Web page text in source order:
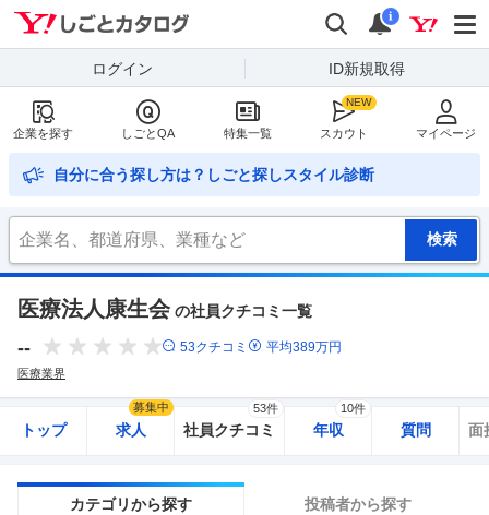
検索
通知
i
ログイン ID新規取得
企業を探す しごとQA 特集一覧 スカウト マイページ
自分に合う探し方は？しごと探しスタイル診断
医療法人康生会 の社員クチコミ一覧
-- 53クチコミ 平均389万円
医療業界
トップ 求人
募集中
社員クチコミ
53件
年収
10件
質問 面
カテゴリから探す 投稿者から探す